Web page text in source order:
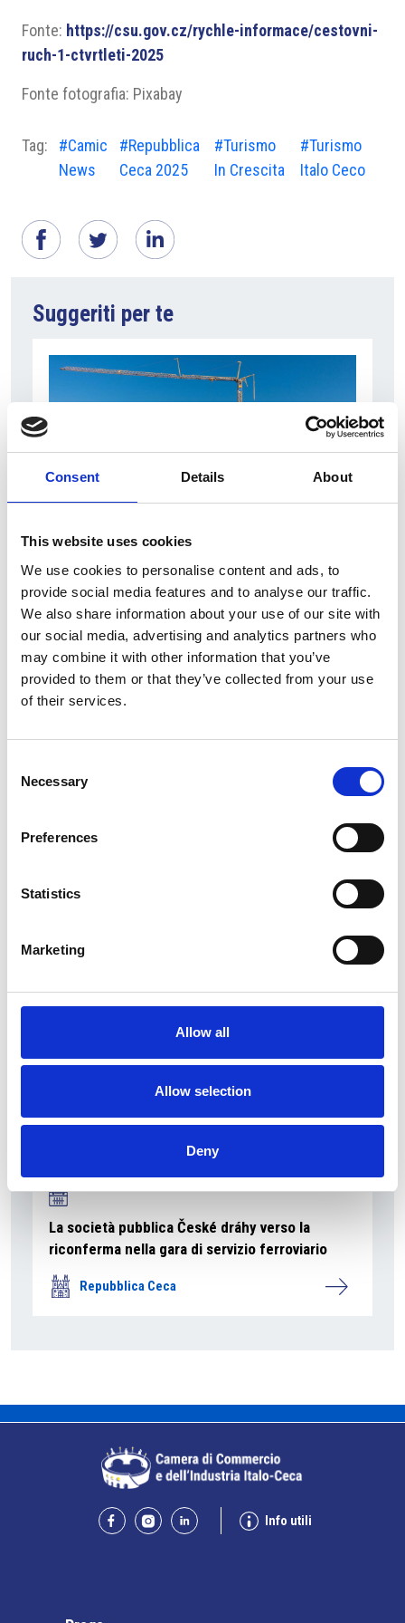
Consent Details About
This website uses cookies
We use cookies to personalise content and ads, to
provide social media features and to analyse our traffic.
We also share information about your use of our site with
our social media, advertising and analytics partners who
may combine it with other information that you’ve
provided to them or that they’ve collected from your use
of their services.
Selection
Necessary
Preferences
Statistics
Marketing
Allow all
Allow selection
Deny
Fonte: https://csu.gov.cz/rychle-informace/cestovni-
ruch-1-ctvrtleti-2025
Fonte fotografia: Pixabay
Tag:
#Camic
News
#Repubblica
Ceca 2025
#Turismo
In Crescita
#Turismo
Italo Ceco
Suggeriti per te
7 Agosto 2026
Nel primo semestre è aumentata fortemente la
costruzione di nuove abitazioni
Repubblica Ceca
La Škoda avvia la produzione del suo SUV Peaq
Repubblica Ceca
La società pubblica České dráhy verso la
riconferma nella gara di servizio ferroviario
Repubblica Ceca
Info utili